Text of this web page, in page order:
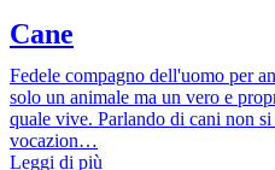
Cane
Fedele compagno dell'uomo per
solo un animale ma un vero e
quale vive. Parlando di cani non
vocazion…
Leggi di più